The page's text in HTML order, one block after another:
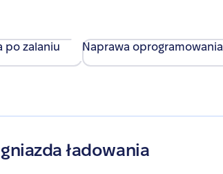
po zalaniu Naprawa oprogramowania
ładowania